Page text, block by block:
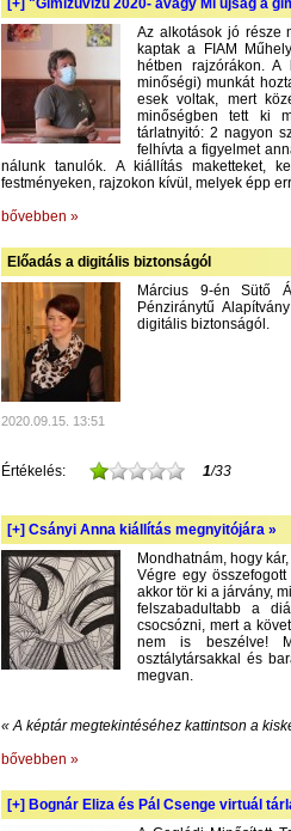
[+] "Gimizuvizu 2020- avagy Mi újság a
Az alkotások jó része
kaptak a FIAM
hétben rajzórákon. A
minőségi) munkát
esek voltak, mert
minőségben tett ki
tárlatnyitó: 2 nagyon
felhívta a figyelmet
nálunk tanulók. A kiállítás maketteket,
festményeken, rajzokon kívül, melyek épp
bővebben »
Előadás a digitális biztonságól
Március 9-én Sütő
Pénziránytű
digitális biztonságól.
2020.09.15. 13:51
Értékelés: 1/33
[+] Csányi Anna kiállítás megnyitójára »
Mondhatnám, hogy
Végre egy
akkor tör ki a járvány,
felszabadultabb a
csocsózni, mert a
nem is beszélve!
osztálytársakkal és
megvan.
« A képtár megtekintéséhez kattintson a
bővebben »
[+] Bognár Eliza és Pál Csenge virtuál